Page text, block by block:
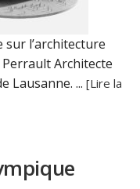
l’architecture
Architecte
Lausanne. ...[Lire la